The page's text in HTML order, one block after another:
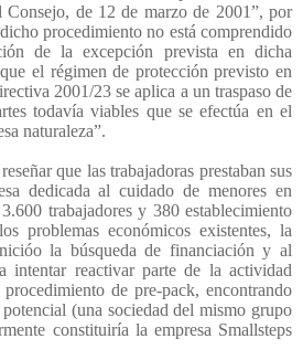
de 12 de marzo de 2001”, por
procedimiento no está comprendido
de la excepción prevista en dicha
el régimen de protección previsto en
2001/23 se aplica a un traspaso de
todavía viables que se efectúa en el
naturaleza”.
que las trabajadoras prestaban sus
dedicada al cuidado de menores en
trabajadores y 380 establecimiento
problemas económicos existentes, la
la búsqueda de financiación y al
intentar reactivar parte de la actividad
de pre-pack, encontrando
(una sociedad del mismo grupo
constituiría la empresa Smallsteps